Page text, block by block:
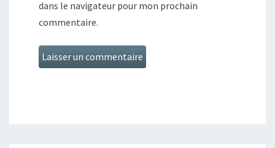
dans le navigateur pour mon prochain
commentaire.